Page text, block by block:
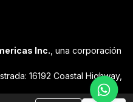
Inc. , una corporación
16192 Coastal Highway,